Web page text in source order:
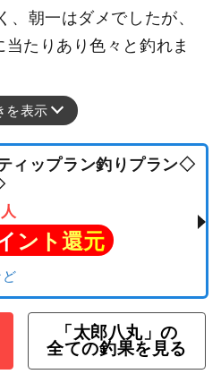
、朝一はダメでしたが、
たりあり色々と釣れま
を表示
ィップラン釣りプラン◇
ント還元
「太郎八丸」の
全ての釣果を見る